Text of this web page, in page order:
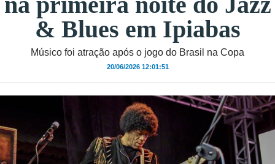
& Blues em Ipiabas
Músico foi atração após o jogo do Brasil na Copa
20/06/2026 12:01:51